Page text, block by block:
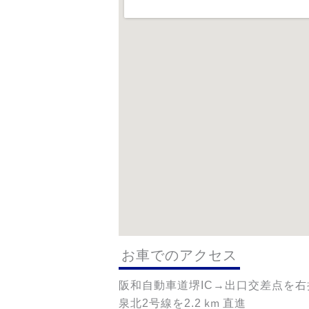
お車でのアクセス
阪和自動車道堺 IC →出口交差点を
泉北2号線を 2.2 km 直進